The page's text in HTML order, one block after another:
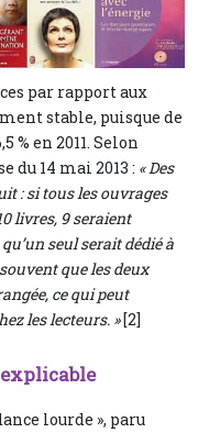
par rapport aux
stable, puisque de
% en 2011. Selon
du 14 mai 2013 : « Des
: si tous les ouvrages
livres, 9 seraient
seul serait dédié à
que les deux
ce qui peut
les lecteurs. »[2]
lourde », paru